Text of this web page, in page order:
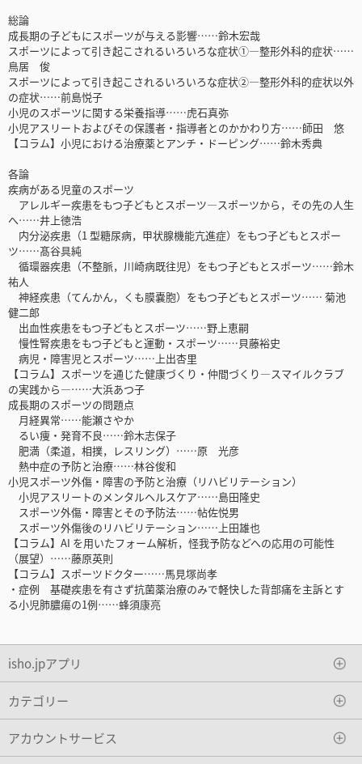
総論
成長期の子どもにスポーツが与える影響……鈴木宏哉
スポーツによって引き起こされるいろいろな症状①―整形外科的症状……
鳥居 俊
スポーツによって引き起こされるいろいろな症状②―整形外科的症状以外
の症状……前島悦子
小児のスポーツに関する栄養指導……虎石真弥
小児アスリートおよびその保護者・指導者とのかかわり方……師田 悠
【コラム】小児における治療薬とアンチ・ドーピング……鈴木秀典
各論
疾病がある児童のスポーツ
アレルギー疾患をもつ子どもとスポーツ―スポーツから，その先の人生
へ……井上徳浩
内分泌疾患（1 型糖尿病，甲状腺機能亢進症）をもつ子どもとスポー
ツ……髙谷具純
循環器疾患（不整脈，川崎病既往児）をもつ子どもとスポーツ……鈴木
祐人
神経疾患（てんかん，くも膜嚢胞）をもつ子どもとスポーツ…… 菊池
健二郎
出血性疾患をもつ子どもとスポーツ……野上恵嗣
慢性腎疾患をもつ子どもと運動・スポーツ……貝藤裕史
病児・障害児とスポーツ……上出杏里
【コラム】スポーツを通じた健康づくり・仲間づくり―スマイルクラブ
の実践から―……大浜あつ子
成長期のスポーツの問題点
月経異常……能瀬さやか
るい痩・発育不良……鈴木志保子
肥満（柔道，相撲，レスリング）……原 光彦
熱中症の予防と治療……林谷俊和
小児スポーツ外傷・障害の予防と治療（リハビリテーション）
小児アスリートのメンタルヘルスケア……島田隆史
スポーツ外傷・障害とその予防法……帖佐悦男
スポーツ外傷後のリハビリテーション……上田雄也
【コラム】AI を用いたフォーム解析，怪我予防などへの応用の可能性
（展望）……藤原英則
【コラム】スポーツドクター……馬見塚尚孝
・症例 基礎疾患を有さず抗菌薬治療のみで軽快した背部痛を主訴とす
る小児肺膿瘍の1例……蜂須康亮
isho.jpアプリ
カテゴリー
アカウントサービス